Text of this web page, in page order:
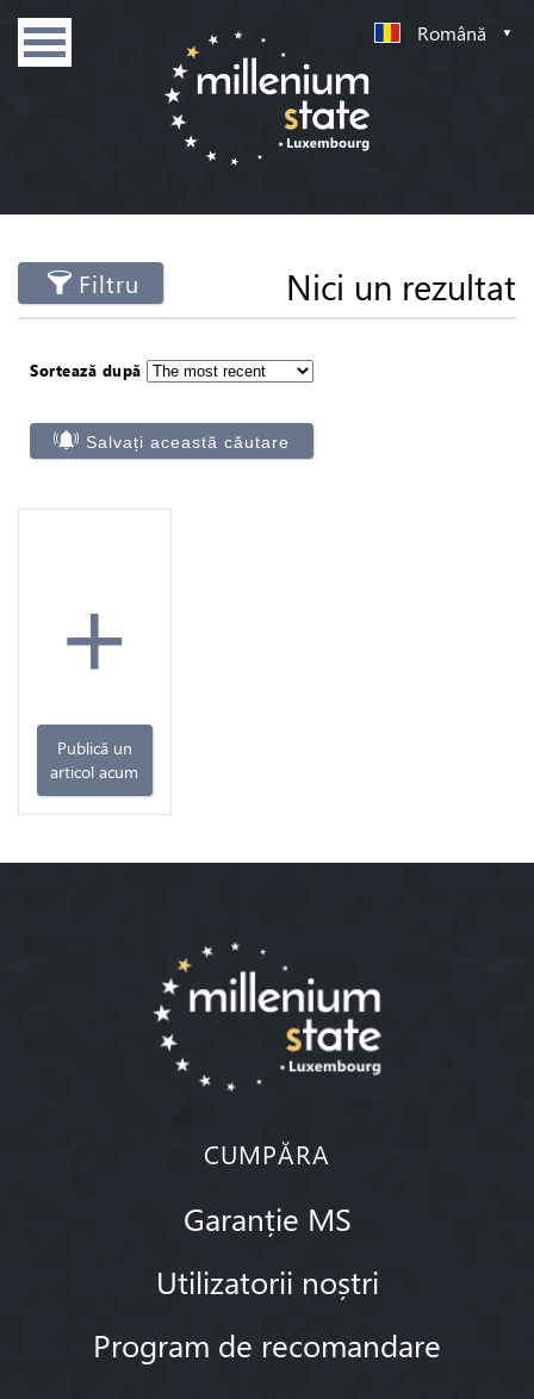
Română
Filtru Nici un rezultat
Sortează după
Salvați această căutare
+
Publică un
articol acum
CUMPĂRA
Garanție MS
Utilizatorii noștri
Program de recomandare